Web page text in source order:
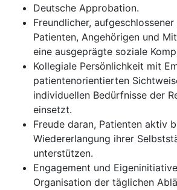
Deutsche Approbation.
Freundlicher,
Patienten, Angehörigen und
eine ausgeprägte soziale
Kollegiale Persönlichkeit mit
patientenorientierten
individuellen Bedürfnisse der
einsetzt.
Freude daran, Patienten aktiv
Wiedererlangung ihrer
unterstützen.
Engagement und
Organisation der täglichen